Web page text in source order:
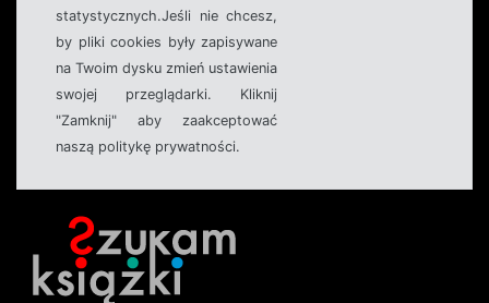
statystycznych.Jeśli nie chcesz,
by pliki cookies były zapisywane
na Twoim dysku zmień ustawienia
swojej przeglądarki. Kliknij
"Zamknij" aby zaakceptować
naszą politykę prywatności.